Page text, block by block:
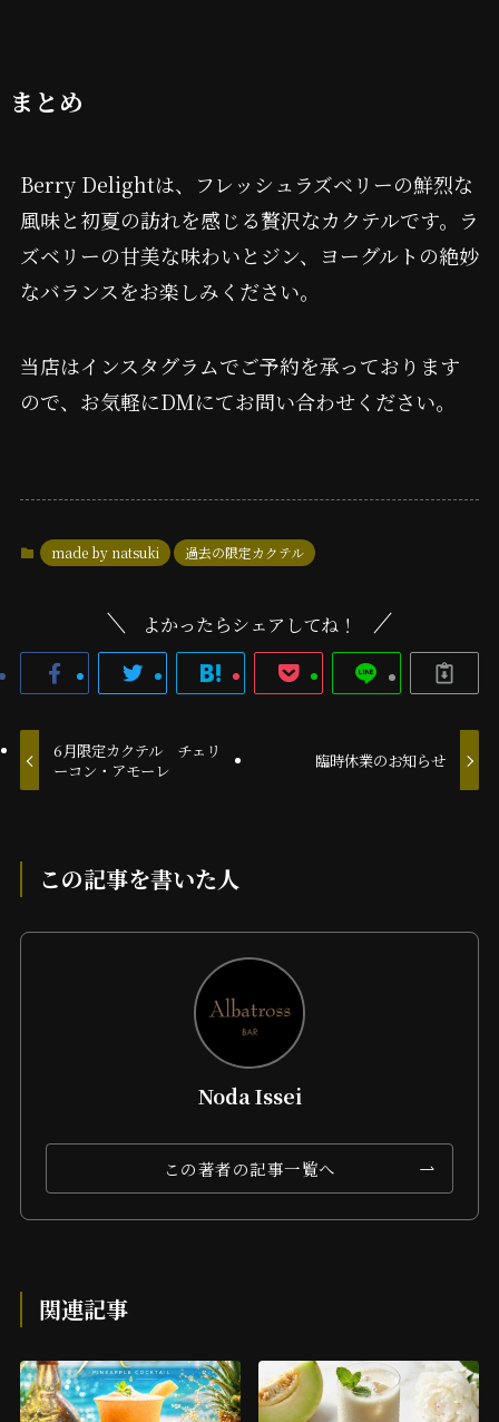
まとめ
Berry Delightは、フレッシュラズベリーの鮮烈な
風味と初夏の訪れを感じる贅沢なカクテルです。ラ
ズベリーの甘美な味わいとジン、ヨーグルトの絶妙
なバランスをお楽しみください。
当店はインスタグラムでご予約を承っております
ので、お気軽にDMにてお問い合わせください。
made by natsuki 過去の限定カクテル
よかったらシェアしてね！
6月限定カクテル チェリ
ーコン・アモーレ
臨時休業のお知らせ
この記事を書いた人
Noda Issei
この著者の記事一覧へ
関連記事